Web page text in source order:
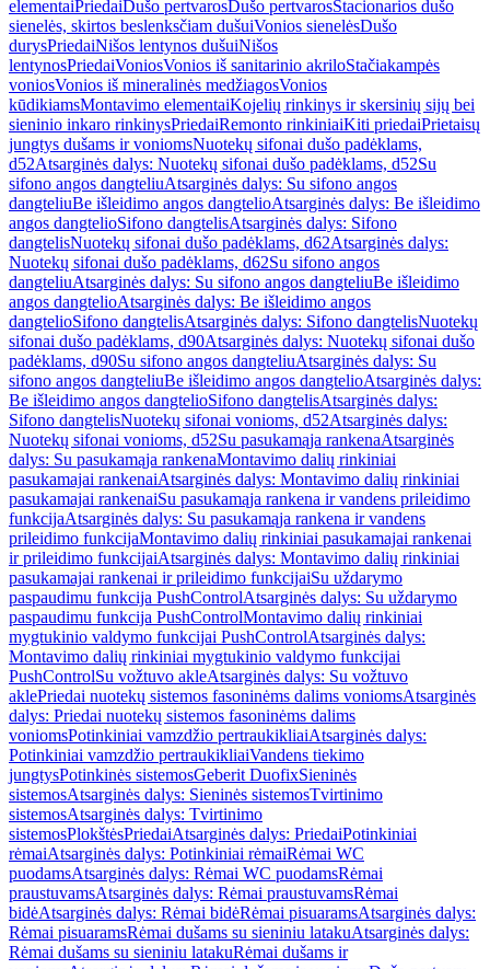
elementaiPriedaiDušo pertvarosDušo pertvarosStacionarios dušo
sienelės, skirtos beslenksčiam dušuiVonios sienelėsDušo
durysPriedaiNišos lentynos dušuiNišos
lentynosPriedaiVoniosVonios iš sanitarinio akriloStačiakampės
voniosVonios iš mineralinės medžiagosVonios
kūdikiamsMontavimo elementaiKojelių rinkinys ir skersinių sijų bei
sieninio inkaro rinkinysPriedaiRemonto rinkiniaiKiti priedaiPrietaisų
jungtys dušams ir voniomsNuotekų sifonai dušo padėklams,
d52Atsarginės dalys: Nuotekų sifonai dušo padėklams, d52Su
sifono angos dangteliuAtsarginės dalys: Su sifono angos
dangteliuBe išleidimo angos dangtelioAtsarginės dalys: Be išleidimo
angos dangtelioSifono dangtelisAtsarginės dalys: Sifono
dangtelisNuotekų sifonai dušo padėklams, d62Atsarginės dalys:
Nuotekų sifonai dušo padėklams, d62Su sifono angos
dangteliuAtsarginės dalys: Su sifono angos dangteliuBe išleidimo
angos dangtelioAtsarginės dalys: Be išleidimo angos
dangtelioSifono dangtelisAtsarginės dalys: Sifono dangtelisNuotekų
sifonai dušo padėklams, d90Atsarginės dalys: Nuotekų sifonai dušo
padėklams, d90Su sifono angos dangteliuAtsarginės dalys: Su
sifono angos dangteliuBe išleidimo angos dangtelioAtsarginės dalys:
Be išleidimo angos dangtelioSifono dangtelisAtsarginės dalys:
Sifono dangtelisNuotekų sifonai vonioms, d52Atsarginės dalys:
Nuotekų sifonai vonioms, d52Su pasukamąja rankenaAtsarginės
dalys: Su pasukamąja rankenaMontavimo dalių rinkiniai
pasukamajai rankenaiAtsarginės dalys: Montavimo dalių rinkiniai
pasukamajai rankenaiSu pasukamąja rankena ir vandens prileidimo
funkcijaAtsarginės dalys: Su pasukamąja rankena ir vandens
prileidimo funkcijaMontavimo dalių rinkiniai pasukamajai rankenai
ir prileidimo funkcijaiAtsarginės dalys: Montavimo dalių rinkiniai
pasukamajai rankenai ir prileidimo funkcijaiSu uždarymo
paspaudimu funkcija PushControlAtsarginės dalys: Su uždarymo
paspaudimu funkcija PushControlMontavimo dalių rinkiniai
mygtukinio valdymo funkcijai PushControlAtsarginės dalys:
Montavimo dalių rinkiniai mygtukinio valdymo funkcijai
PushControlSu vožtuvo akleAtsarginės dalys: Su vožtuvo
aklePriedai nuotekų sistemos fasoninėms dalims voniomsAtsarginės
dalys: Priedai nuotekų sistemos fasoninėms dalims
voniomsPotinkiniai vamzdžio pertraukikliaiAtsarginės dalys:
Potinkiniai vamzdžio pertraukikliaiVandens tiekimo
jungtysPotinkinės sistemosGeberit DuofixSieninės
sistemosAtsarginės dalys: Sieninės sistemosTvirtinimo
sistemosAtsarginės dalys: Tvirtinimo
sistemosPlokštėsPriedaiAtsarginės dalys: PriedaiPotinkiniai
rėmaiAtsarginės dalys: Potinkiniai rėmaiRėmai WC
puodamsAtsarginės dalys: Rėmai WC puodamsRėmai
praustuvamsAtsarginės dalys: Rėmai praustuvamsRėmai
bidėAtsarginės dalys: Rėmai bidėRėmai pisuaramsAtsarginės dalys:
Rėmai pisuaramsRėmai dušams su sieniniu latakuAtsarginės dalys:
Rėmai dušams su sieniniu latakuRėmai dušams ir